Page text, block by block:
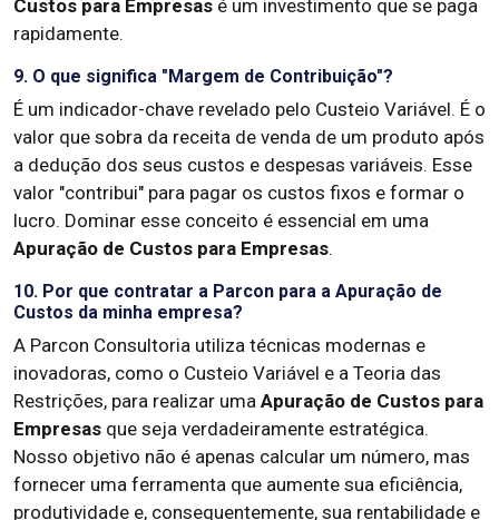
Custos para Empresas é um investimento que se paga
rapidamente.
9. O que significa "Margem de Contribuição"?
É um indicador-chave revelado pelo Custeio Variável. É o
valor que sobra da receita de venda de um produto após
a dedução dos seus custos e despesas variáveis. Esse
valor "contribui" para pagar os custos fixos e formar o
lucro. Dominar esse conceito é essencial em uma
Apuração de Custos para Empresas.
10. Por que contratar a Parcon para a Apuração de
Custos da minha empresa?
A Parcon Consultoria utiliza técnicas modernas e
inovadoras, como o Custeio Variável e a Teoria das
Restrições, para realizar uma Apuração de Custos para
Empresas que seja verdadeiramente estratégica.
Nosso objetivo não é apenas calcular um número, mas
fornecer uma ferramenta que aumente sua eficiência,
produtividade e, consequentemente, sua rentabilidade e